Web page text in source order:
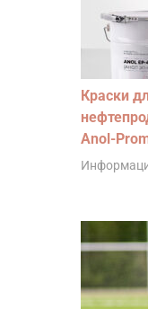
Краски
Anol-